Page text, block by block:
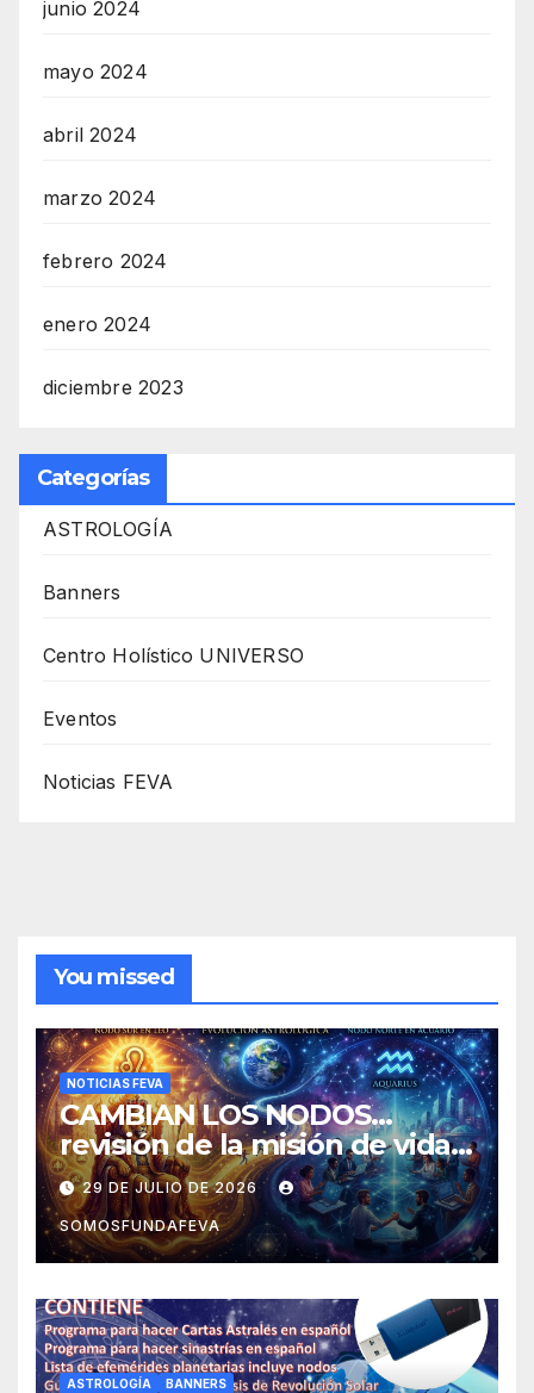
junio 2024
mayo 2024
abril 2024
marzo 2024
febrero 2024
enero 2024
diciembre 2023
Categorías
ASTROLOGÍA
Banners
Centro Holístico UNIVERSO
Eventos
Noticias FEVA
You missed
NOTICIAS FEVA
CAMBIAN LOS NODOS…
revisión de la misión de vida y
experiencias
29 DE JULIO DE 2026
SOMOSFUNDAFEVA
ASTROLOGÍA BANNERS